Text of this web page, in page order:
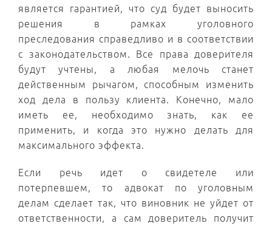
является гарантией, что суд будет выносить
решения в рамках уголовного
преследования справедливо и в соответствии
с законодательством. Все права доверителя
будут учтены, а любая мелочь станет
действенным рычагом, способным изменить
ход дела в пользу клиента. Конечно, мало
иметь ее, необходимо знать, как ее
применить, и когда это нужно делать для
максимального эффекта.
Если речь идет о свидетеле или
потерпевшем, то адвокат по уголовным
делам сделает так, что виновник не уйдет от
ответственности, а сам доверитель получит